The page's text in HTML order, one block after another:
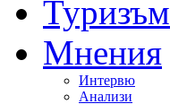
Туризъм
Мнения
Интервю
Анализи